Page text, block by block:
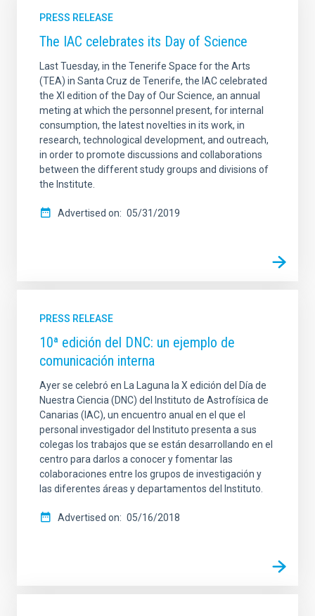
PRESS RELEASE
The IAC celebrates its Day of Science
Last Tuesday, in the Tenerife Space for the Arts
(TEA) in Santa Cruz de Tenerife, the IAC celebrated
the XI edition of the Day of Our Science, an annual
meting at which the personnel present, for internal
consumption, the latest novelties in its work, in
research, technological development, and outreach,
in order to promote discussions and collaborations
between the different study groups and divisions of
the Institute.
Advertised on 05/31/2019
PRESS RELEASE
10ª edición del DNC: un ejemplo de
comunicación interna
Ayer se celebró en La Laguna la X edición del Día de
Nuestra Ciencia (DNC) del Instituto de Astrofísica de
Canarias (IAC), un encuentro anual en el que el
personal investigador del Instituto presenta a sus
colegas los trabajos que se están desarrollando en el
centro para darlos a conocer y fomentar las
colaboraciones entre los grupos de investigación y
las diferentes áreas y departamentos del Instituto.
Advertised on 05/16/2018